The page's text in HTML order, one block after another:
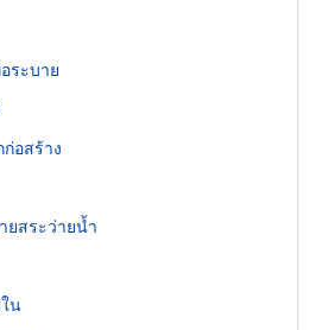
ระบาย
อสร้าง
ยสระว่ายน้ำ
น